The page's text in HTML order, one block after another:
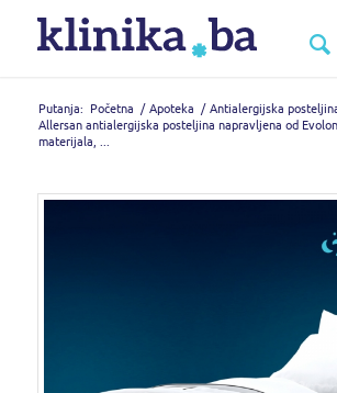
Putanja: Početna / Apoteka / Antialergijska
Allersan antialergijska posteljina napravljena od
materijala, ...